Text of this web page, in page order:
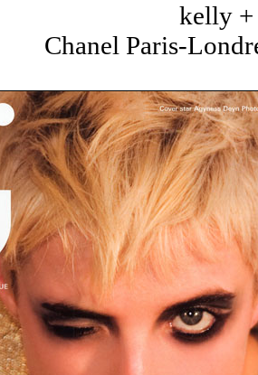
kelly +
Chanel Paris-